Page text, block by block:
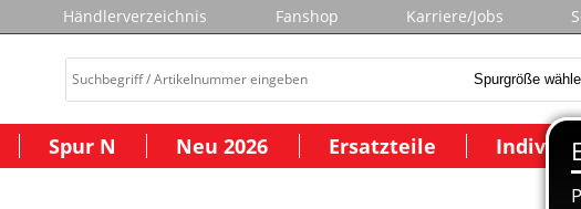
Händlerverzeichnis Fanshop Karriere/Jobs
Spur N Neu 2026 Ersatzteile